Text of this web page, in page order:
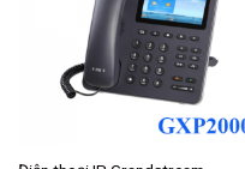
Add to
wishlist